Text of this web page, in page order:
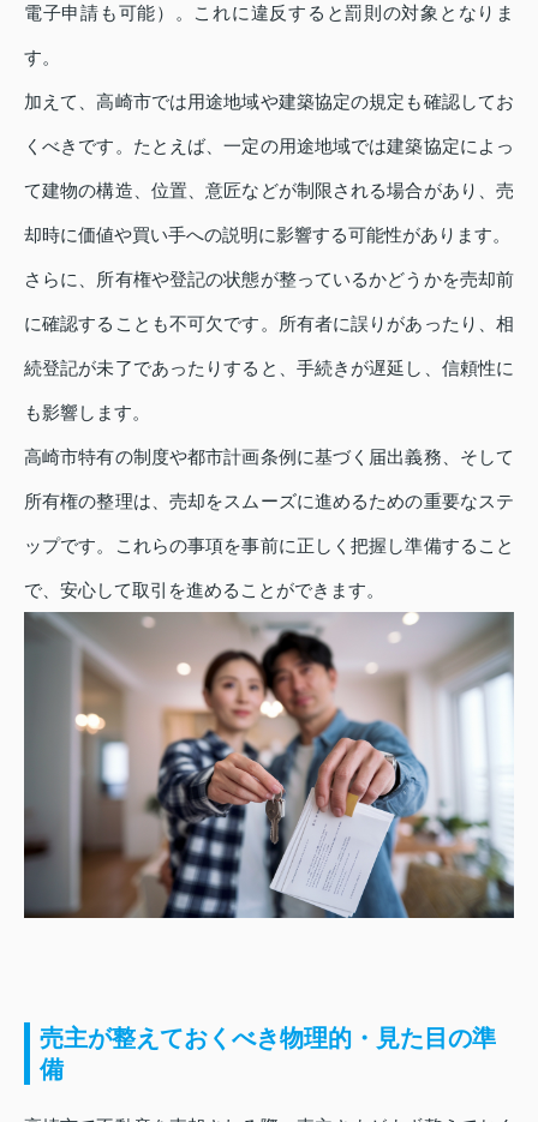
電子申請も可能）。これに違反すると罰則の対象となりま
す。
加えて、高崎市では用途地域や建築協定の規定も確認してお
くべきです。たとえば、一定の用途地域では建築協定によっ
て建物の構造、位置、意匠などが制限される場合があり、売
却時に価値や買い手への説明に影響する可能性があります。
さらに、所有権や登記の状態が整っているかどうかを売却前
に確認することも不可欠です。所有者に誤りがあったり、相
続登記が未了であったりすると、手続きが遅延し、信頼性に
も影響します。
高崎市特有の制度や都市計画条例に基づく届出義務、そして
所有権の整理は、売却をスムーズに進めるための重要なステ
ップです。これらの事項を事前に正しく把握し準備すること
で、安心して取引を進めることができます。
売主が整えておくべき物理的・見た目の準
備